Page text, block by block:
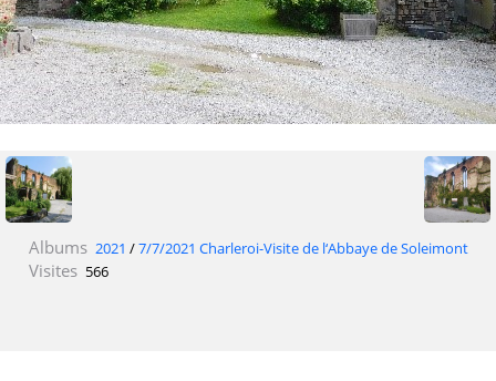
Albums 2021 /7/7/2021 Charleroi-Visite de l‘Abbaye de Soleimont
Visites 566